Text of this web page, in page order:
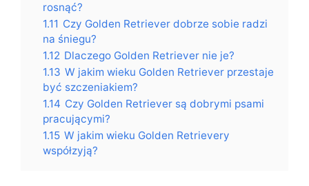
rosnąć?
1.11 Czy Golden Retriever dobrze sobie radzi
na śniegu?
1.12 Dlaczego Golden Retriever nie je?
1.13 W jakim wieku Golden Retriever przestaje
być szczeniakiem?
1.14 Czy Golden Retriever są dobrymi psami
pracującymi?
1.15 W jakim wieku Golden Retrievery
współzyją?